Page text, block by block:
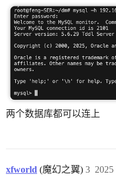
两个数据库都可以连上
xfworld (魔幻之翼) 3